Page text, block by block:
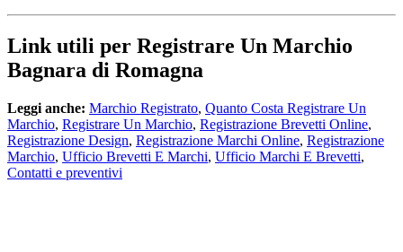
Link utili per Registrare Un Marchio
Bagnara di Romagna
Leggi anche: Marchio Registrato, Quanto Costa Registrare Un
Marchio, Registrare Un Marchio, Registrazione Brevetti Online,
Registrazione Design, Registrazione Marchi Online, Registrazione
Marchio, Ufficio Brevetti E Marchi, Ufficio Marchi E Brevetti,
Contatti e preventivi